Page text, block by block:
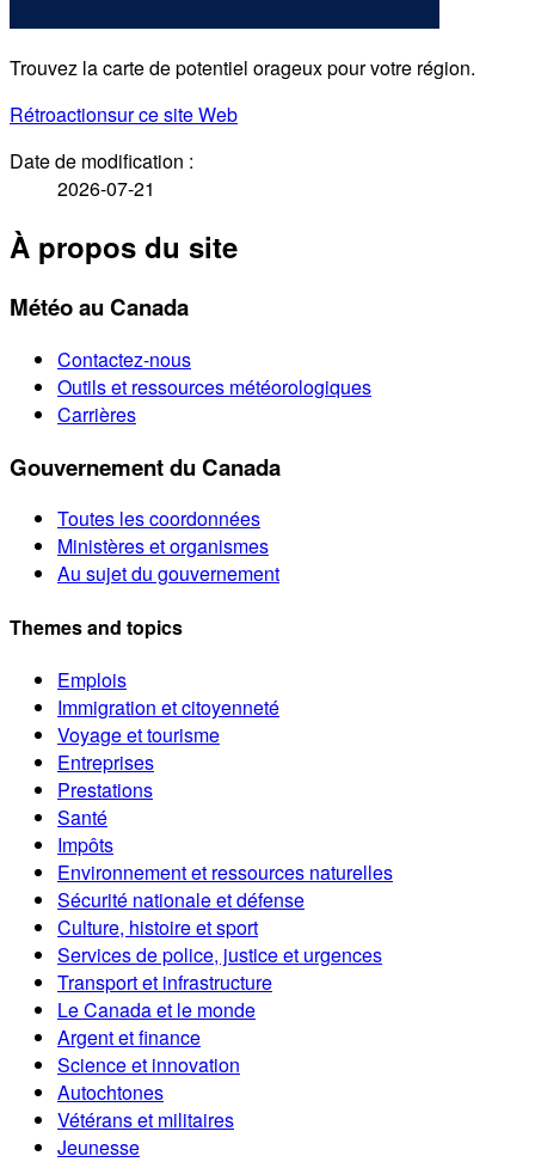
Trouvez la carte de potentiel orageux pour votre région.
Rétroactionsur ce site Web
Date de modification :
2026-07-21
À propos du site
Météo au Canada
Contactez-nous
Outils et ressources météorologiques
Carrières
Gouvernement du Canada
Toutes les coordonnées
Ministères et organismes
Au sujet du gouvernement
Themes and topics
Emplois
Immigration et citoyenneté
Voyage et tourisme
Entreprises
Prestations
Santé
Impôts
Environnement et ressources naturelles
Sécurité nationale et défense
Culture, histoire et sport
Services de police, justice et urgences
Transport et infrastructure
Le Canada et le monde
Argent et finance
Science et innovation
Autochtones
Vétérans et militaires
Jeunesse